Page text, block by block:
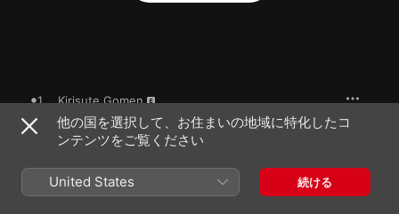
1 Kirisute Gomen
Torn Between Scylla and Charybdis
Down from the Sky
他の国を選択して、お住まいの地域に特化したコ
ンテンツをご覧ください
United States 続ける